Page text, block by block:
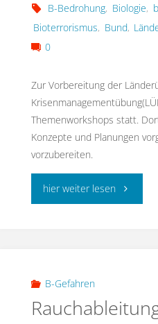
B-Bedrohung, Biologie,
Bioterrorismus, Bund,
0
Zur Vorbereitung der
Themenworkshops statt.
Konzepte und Planungen
vorzubereiten.
hier weiter lesen"LÜKEX
B-Gefahren